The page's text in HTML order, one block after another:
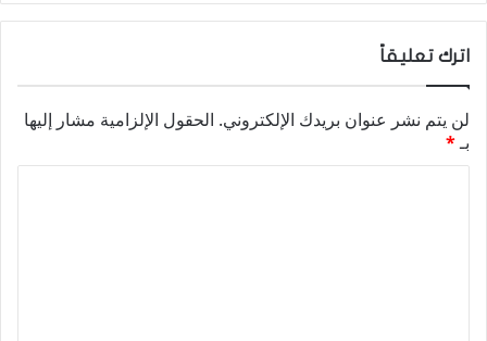
اترك تعليقاً
لن يتم نشر عنوان بريدك الإلكتروني. الحقول الإلزامية مشار إليها
بـ*